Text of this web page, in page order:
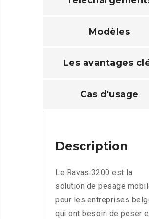
Modèles
Les avantages
Cas d'usage
Description
Le Ravas 3200 est la
solution de pesage
pour les entreprises
qui ont besoin de peser